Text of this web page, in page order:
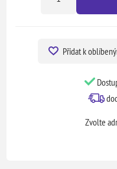
Přidat k
Zvolte